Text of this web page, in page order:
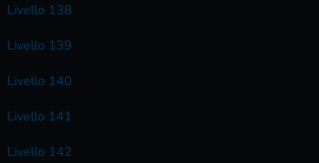
Livello 138
Livello 139
Livello 140
Livello 141
Livello 142